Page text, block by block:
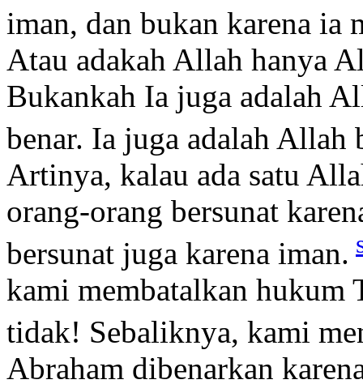
iman, dan bukan karena ia
Atau adakah Allah hanya
Bukankah Ia juga adalah
benar. Ia juga adalah Allah
Artinya, kalau ada satu
orang-orang bersunat
bersunat juga karena iman.
kami membatalkan hukum
tidak! Sebaliknya, kami
Abraham dibenarkan